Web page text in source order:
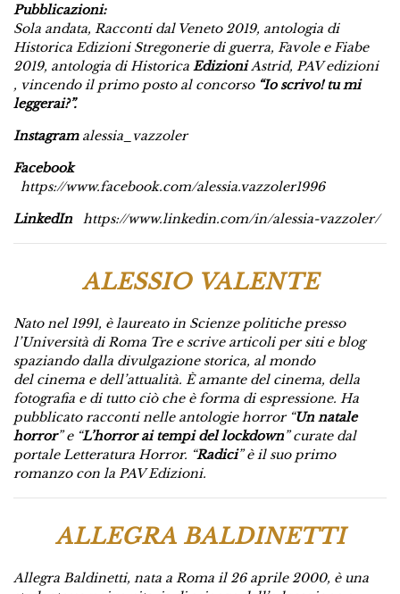
Pubblicazioni:
Sola andata, Racconti dal Veneto 2019, antologia di
Historica Edizioni Stregonerie di guerra, Favole e Fiabe
2019, antologia di Historica EdizioniAstrid, PAV edizioni
, vincendo il primo posto al concorso“Io scrivo! tu mi
leggerai?”.
Instagramalessia_vazzoler
Facebook
https://www.facebook.com/alessia.vazzoler1996
LinkedIn https://www.linkedin.com/in/alessia-vazzoler/
ALESSIO VALENTE
Nato nel 1991, è laureato in Scienze politiche presso
l’Università di Roma Tre e scrive articoli per siti e blog
spaziando dalla divulgazione storica, al mondo
del cinema e dell’attualità. È amante del cinema, della
fotografia e di tutto ciò che èforma di espressione. Ha
pubblicato racconti nelle antologie horror “Un natale
horror” e “L’horror ai tempi del lockdown” curate dal
portale Letteratura Horror. “Radici” è il suo primo
romanzo con la PAV Edizioni.
ALLEGRA BALDINETTI
Allegra Baldinetti, nata a Roma il 26 aprile 2000, è una